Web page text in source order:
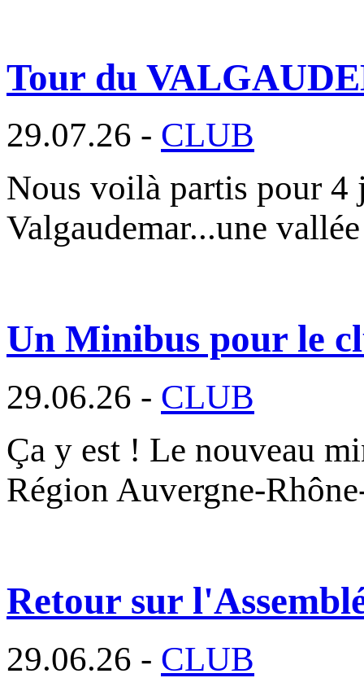
Tour du
29.07.26 - CLUB
Nous voilà partis pour 4
Valgaudemar...une
Un Minibus pour le
29.06.26 - CLUB
Ça y est ! Le nouveau
Région Auvergne-
Retour sur
29.06.26 - CLUB